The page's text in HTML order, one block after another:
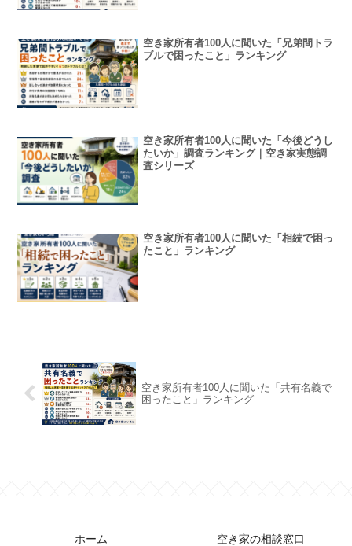
空き家所有者100人に聞いた「兄弟間トラ
ブルで困ったこと」ランキング
空き家所有者100人に聞いた「今後どうし
たいか」調査ランキング｜空き家実態調
査シリーズ
空き家所有者100人に聞いた「相続で困っ
たこと」ランキング
空き家所有者100人に聞いた「共有名義で
困ったこと」ランキング
ホーム 空き家の相談窓口